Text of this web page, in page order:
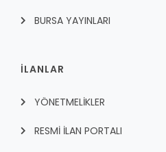
BURSA YAYINLARI
İLANLAR
YÖNETMELİKLER
RESMİ İLAN PORTALI